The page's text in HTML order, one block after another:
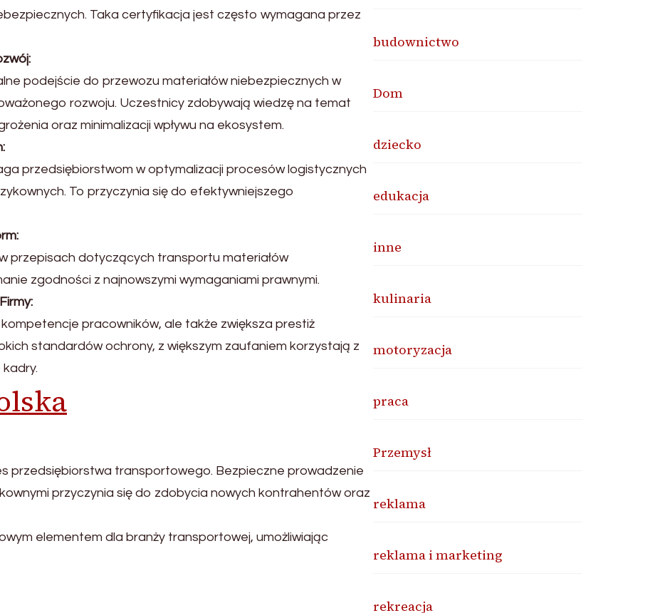
Taka certyfikacja jest często wymagana przez
podejście do przewozu materiałów niebezpiecznych w
rozwoju. Uczestnicy zdobywają wiedzę na temat
oraz minimalizacji wpływu na ekosystem.
przedsiębiorstwom w optymalizacji procesów logistycznych
To przyczynia się do efektywniejszego
przepisach dotyczących transportu materiałów
zgodności z najnowszymi wymaganiami prawnymi.
pracowników, ale także zwiększa prestiż
standardów ochrony, z większym zaufaniem korzystają z
przedsiębiorstwa transportowego. Bezpieczne prowadzenie
przyczynia się do zdobycia nowych kontrahentów oraz
elementem dla branży transportowej, umożliwiając
budownictwo
Dom
dziecko
edukacja
inne
kulinaria
motoryzacja
praca
Przemysł
reklama
reklama i marketing
rekreacja